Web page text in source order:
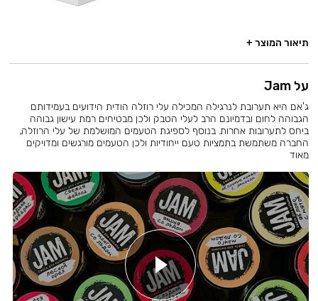
תיאור המוצר +
על Jam
ג'אם היא תערובת לנרגילה המכילה עלי רוזלה הודית הידועים בעמידותם
הגבוהה לחום ובדמיונם הרב לעלי הטבק ולכן מבטיחים רמת עישון גבוהה
ביחס לתערובות אחרות. בנוסף לספיגת הטעמים המושלמת של עלי הרוזלה,
החברה משתמשת בתמציות טעם ייחודיות ולכן הטעמים מורגשים ומדויקים
מאוד